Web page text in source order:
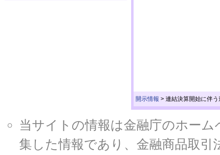
開示情報 > 連結決算開始に伴
当サイトの情報は金融庁のホー
集した情報であり、金融商品取